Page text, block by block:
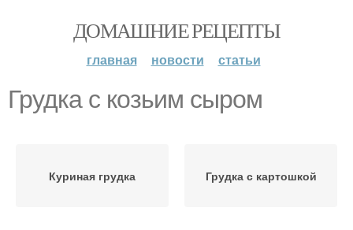
ДОМАШНИЕ РЕЦЕПТЫ
главная новости статьи
Грудка с козьим сыром
Куриная грудка Грудка с картошкой